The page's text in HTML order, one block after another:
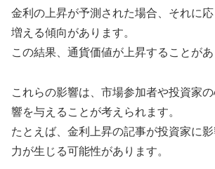
金利の上昇が予測された場合、それに
増える傾向があります。
この結果、通貨価値が上昇することがあ
これらの影響は、市場参加者や投資家
響を与えることが考えられます。
たとえば、金利上昇の記事が投資家に
力が生じる可能性があります。